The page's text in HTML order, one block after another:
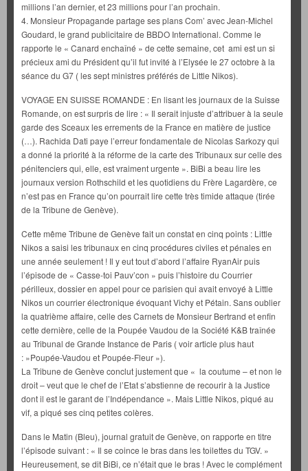
millions l’an dernier, et 23 millions pour l’an prochain.
4. Monsieur Propagande partage ses plans Com’ avec Jean-Michel
Goudard, le grand publicitaire de BBDO International. Comme le
rapporte le « Canard enchaîné » de cette semaine, cet ami est un si
précieux ami du Président qu’il fut invité à l’Elysée le 27 octobre à la
séance du G7 ( les sept ministres préférés de Little Nikos).
VOYAGE EN SUISSE ROMANDE : En lisant les journaux de la Suisse
Romande, on est surpris de lire : « Il serait injuste d’attribuer à la seule
garde des Sceaux les errements de la France en matière de justice
(…). Rachida Dati paye l’erreur fondamentale de Nicolas Sarkozy qui
a donné la priorité à la réforme de la carte des Tribunaux sur celle des
pénitenciers qui, elle, est vraiment urgente ». BiBi a beau lire les
journaux version Rothschild et les quotidiens du Frère Lagardère, ce
n’est pas en France qu’on pourrait lire cette très timide attaque (tirée
de la Tribune de Genève).
Cette même Tribune de Genève fait un constat en cinq points : Little
Nikos a saisi les tribunaux en cinq procédures civiles et pénales en
une année seulement ! Il y eut tout d’abord l’affaire RyanAir puis
l’épisode de « Casse-toi Pauv’con » puis l’histoire du Courrier
périlleux, dossier en appel pour ce parisien qui avait envoyé à Little
Nikos un courrier électronique évoquant Vichy et Pétain. Sans oublier
la quatrième affaire, celle des Carnets de Monsieur Bertrand et enfin
cette dernière, celle de la Poupée Vaudou de la Société K&B traînée
au Tribunal de Grande Instance de Paris ( voir article plus haut
: »Poupée-Vaudou et Poupée-Fleur »).
La Tribune de Genève conclut justement que « la coutume – et non le
droit – veut que le chef de l’Etat s’abstienne de recourir à la Justice
dont il est le garant de l’Indépendance ». Mais Little Nikos, piqué au
vif, a piqué ses cinq petites colères.
Dans le Matin (Bleu), journal gratuit de Genève, on rapporte en titre
l’épisode suivant : « Il se coince le bras dans les toilettes du TGV. »
Heureusement, se dit BiBi, ce n’était que le bras ! Avec le complément